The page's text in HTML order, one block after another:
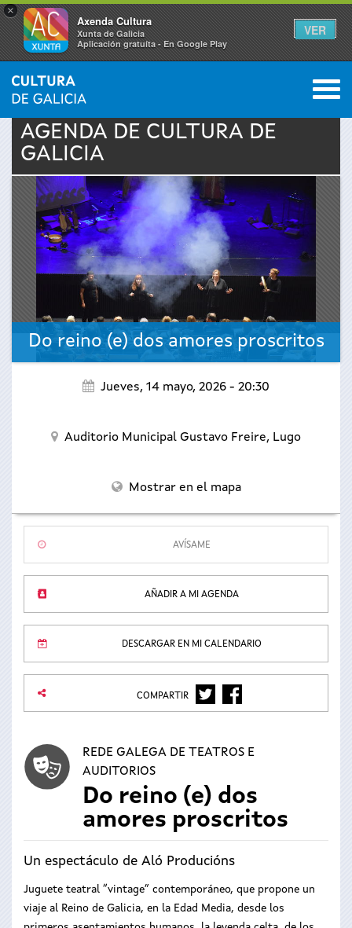
×
Axenda Cultura
Xunta de Galicia
Aplicación gratuíta - En Google Play
VER
Se
encuentra
usted
aquí
INICIO › ACTUALIDAD 0
AGENDA DE CULTURA DE
GALICIA
Do reino (e) dos amores proscritos
Jueves, 14 mayo, 2026 - 20:30
Auditorio Municipal Gustavo Freire, Lugo
Mostrar en el mapa
AVÍSAME
AÑADIR A MI AGENDA
DESCARGAR EN MI CALENDARIO
COMPARTIR TWITTERFACEBOOK
REDE GALEGA DE TEATROS E
AUDITORIOS
Do reino (e) dos
amores proscritos
Un espectáculo de Aló Producións
Juguete teatral “vintage” contemporáneo, que propone un
viaje al Reino de Galicia, en la Edad Media, desde los